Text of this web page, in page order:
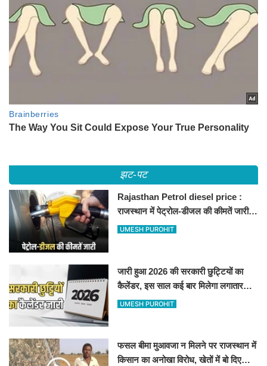
झट-पट
Rajasthan Petrol diesel price :
राजस्थान में पेट्रोल-डीजल की कीमतें जारी,
जानिए बीकानेर समेत पुरे प्रदेश में नए रेट
UMESH PUROHIT
जारी हुआ 2026 की सरकारी छुट्टियों का
कैलेंडर, इस साल कई बार मिलेगा लगातार
अवकाश, देखें
UMESH PUROHIT
फसल बीमा मुआवजा न मिलने पर राजस्थान में
किसान का अनोखा विरोध, खेतों में बो दिए